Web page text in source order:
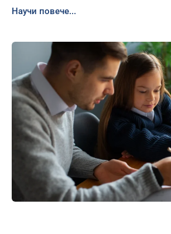
Научи повече...